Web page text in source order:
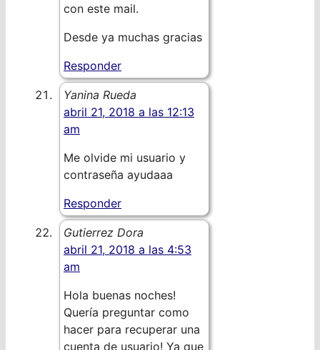
con este mail.
Desde ya muchas gracias
Responder
Yanina Rueda
abril 21, 2018 a las 12:13
am
Me olvide mi usuario y
contraseña ayudaaa
Responder
Gutierrez Dora
abril 21, 2018 a las 4:53
am
Hola buenas noches!
Quería preguntar como
hacer para recuperar una
cuenta de usuario! Ya que